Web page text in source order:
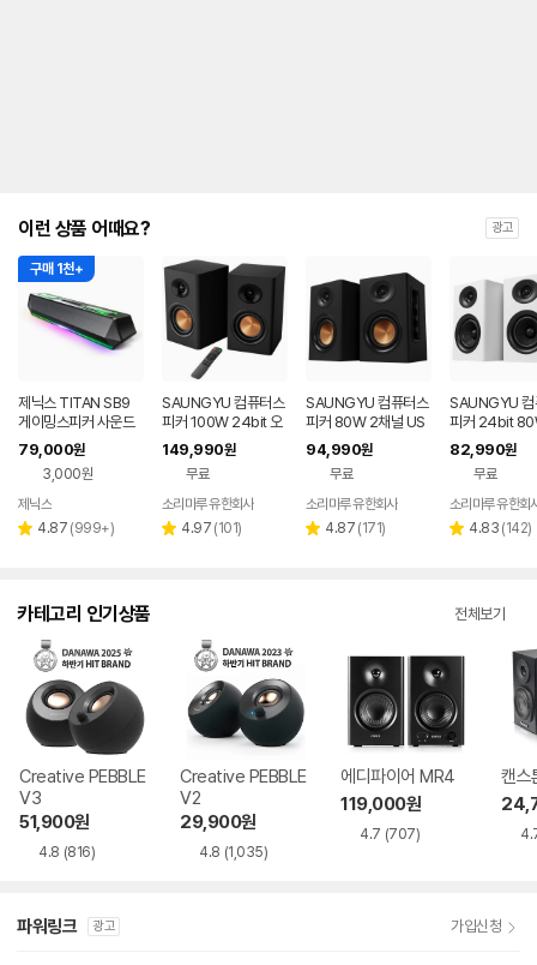
이런 상품 어때요? 광고
구매 1천+
제닉스 TITAN SB9
게이밍스피커 사운드
바 컴퓨터스피커
79,000원
3,000원
페이
제닉스
별 4.87 리
(999+)
SAUNGYU 컴퓨터스
피커 100W 24bit 오
디오 2채널 PC 유선
블루투스 연결
149,990원
무료
소리마루 유한회사
별 4.97 리
(101)
SAUNGYU 컴퓨터스
피커 80W 2채널 US
B DAC 옵티컬 유선 연
결 블루투스 스피커
94,990원
무료
소리마루 유한회사
별 4.87 리
(171)
SAUNGYU 컴
피커 24bit
루투스 USB
X 옵티컬 연결
82,990원
무료
소리마루 유한회
별 4.83 리
(142)
카테고리 인기상품 전체보기
Creative PEBBLE
V3
51,900원
4.8 (816)
Creative PEBBLE
V2
29,900원
4.8 (1,035)
에디파이어 MR4
119,000원
4.7 (707)
캔스
파워링크 광고 가입신청